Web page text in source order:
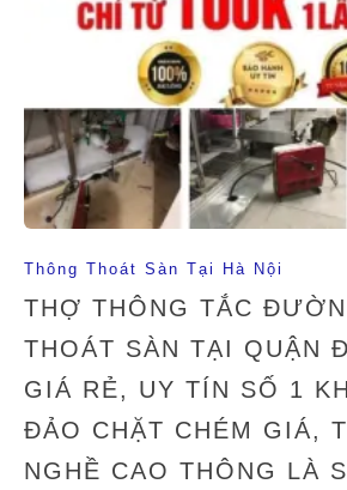
Thông Thoát Sàn Tại Hà Nội
THỢ THÔNG TẮC
THOÁT SÀN TẠI QUẬN
GIÁ RẺ, UY TÍN SỐ 1
ĐẢO CHẶT CHÉM GIÁ,
NGHỀ CAO THÔNG LÀ